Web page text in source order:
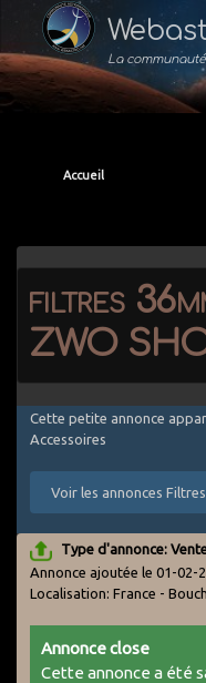
La
Accueil
filtres
ZWO
Cette petite annonce
Accessoires
Voir les annonces
Type d'annonce:
Annonce ajoutée le 01-02-
Localisation: France -
Annonce close
Cette annonce a été